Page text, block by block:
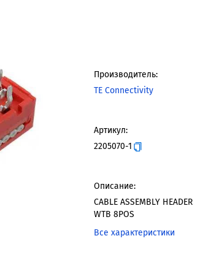
Производитель:
TE Connectivity
Артикул:
2205070-1
Описание:
CABLE ASSEMBLY HEADER
WTB 8POS
Все характеристики